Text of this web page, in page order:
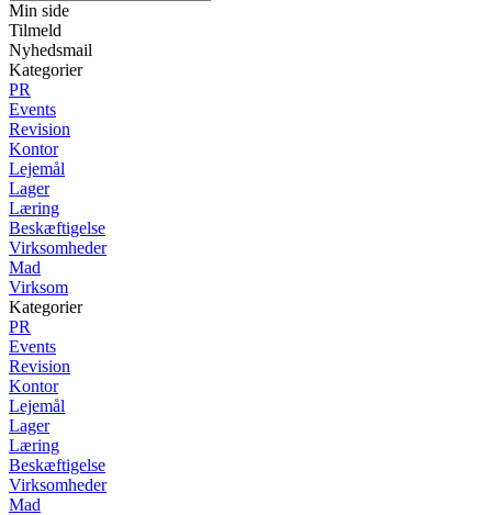
Min side
Tilmeld
Nyhedsmail
Kategorier
PR
Events
Revision
Kontor
Lejemål
Lager
Læring
Beskæftigelse
Virksomheder
Mad
Virksom
Kategorier
PR
Events
Revision
Kontor
Lejemål
Lager
Læring
Beskæftigelse
Virksomheder
Mad